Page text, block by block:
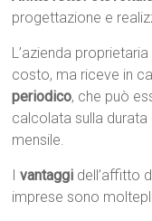
progettazione e
L’azienda
costo, ma riceve in
periodico, che può
calcolata sulla
mensile.
Ivantaggi dell’affitto
imprese sono